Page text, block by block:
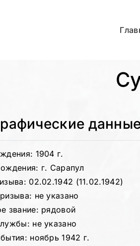
1904 г.
г. Сарапул
02.02.1942 (11.02.1942)
не указано
звание: рядовой
не указано
ноябрь 1942 г.